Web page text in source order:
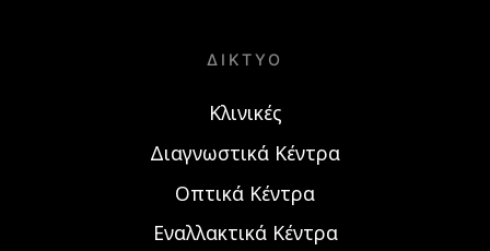
ΔΊΚΤΥΟ
Κλινικές
Διαγνωστικά Κέντρα
Οπτικά Κέντρα
Εναλλακτικά Κέντρα